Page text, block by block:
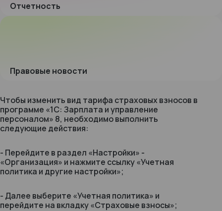
Чтобы изменить вид тарифа страховых взносов в
программе «1С: Зарплата и управление
персоналом» 8, необходимо выполнить
следующие действия:
- Перейдите в раздел «Настройки» -
«Организация» и нажмите ссылку «Учетная
политика и другие настройки»;
- Далее выберите «Учетная политика» и
перейдите на вкладку «Страховые взносы»;
Отчетность
Правовые новости